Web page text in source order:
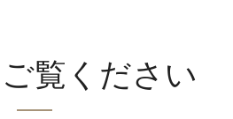
覧ください